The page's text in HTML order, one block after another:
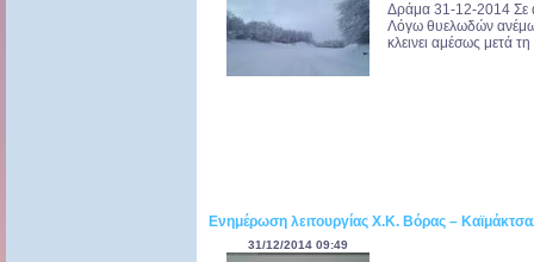
Δράμα 31-12-2014 Σε
Λόγω θυελωδών
κλεινει αμέσως μετά
Ενημέρωση λειτουργίας Χ.Κ. Βόρας –
31/12/2014 09:49